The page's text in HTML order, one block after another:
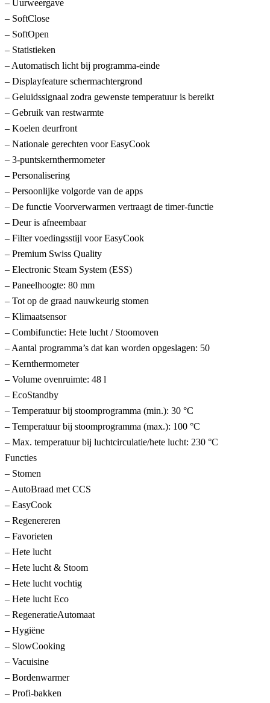
– Uurweergave
– SoftClose
– SoftOpen
– Statistieken
– Automatisch licht bij programma-einde
– Displayfeature schermachtergrond
– Geluidssignaal zodra gewenste temperatuur is bereikt
– Gebruik van restwarmte
– Koelen deurfront
– Nationale gerechten voor EasyCook
– 3-puntskernthermometer
– Personalisering
– Persoonlijke volgorde van de apps
– De functie Voorverwarmen vertraagt de timer-functie
– Deur is afneembaar
– Filter voedingsstijl voor EasyCook
– Premium Swiss Quality
– Electronic Steam System (ESS)
– Paneelhoogte: 80 mm
– Tot op de graad nauwkeurig stomen
– Klimaatsensor
– Combifunctie: Hete lucht / Stoomoven
– Aantal programma’s dat kan worden opgeslagen: 50
– Kernthermometer
– Volume ovenruimte: 48 l
– EcoStandby
– Temperatuur bij stoomprogramma (min.): 30 °C
– Temperatuur bij stoomprogramma (max.): 100 °C
– Max. temperatuur bij luchtcirculatie/hete lucht: 230 °C
Functies
– Stomen
– AutoBraad met CCS
– EasyCook
– Regenereren
– Favorieten
– Hete lucht
– Hete lucht & Stoom
– Hete lucht vochtig
– Hete lucht Eco
– RegeneratieAutomaat
– Hygiëne
– SlowCooking
– Vacuisine
– Bordenwarmer
– Profi-bakken